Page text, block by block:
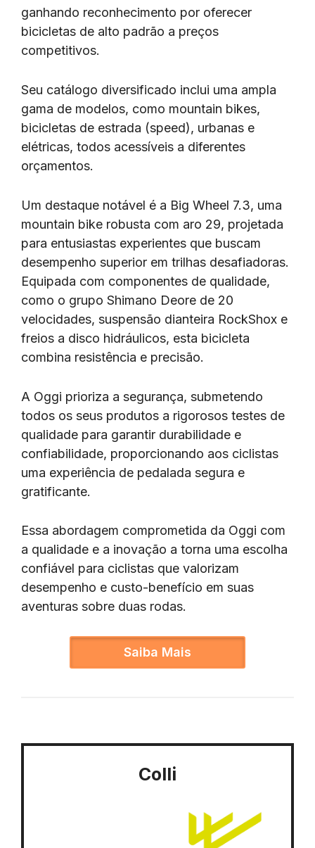
ganhando reconhecimento por oferecer
bicicletas de alto padrão a preços
competitivos.
Seu catálogo diversificado inclui uma ampla
gama de modelos, como mountain bikes,
bicicletas de estrada (speed), urbanas e
elétricas, todos acessíveis a diferentes
orçamentos.
Um destaque notável é a Big Wheel 7.3, uma
mountain bike robusta com aro 29, projetada
para entusiastas experientes que buscam
desempenho superior em trilhas desafiadoras.
Equipada com componentes de qualidade,
como o grupo Shimano Deore de 20
velocidades, suspensão dianteira RockShox e
freios a disco hidráulicos, esta bicicleta
combina resistência e precisão.
A Oggi prioriza a segurança, submetendo
todos os seus produtos a rigorosos testes de
qualidade para garantir durabilidade e
confiabilidade, proporcionando aos ciclistas
uma experiência de pedalada segura e
gratificante.
Essa abordagem comprometida da Oggi com
a qualidade e a inovação a torna uma escolha
confiável para ciclistas que valorizam
desempenho e custo-benefício em suas
aventuras sobre duas rodas.
Saiba Mais
Colli